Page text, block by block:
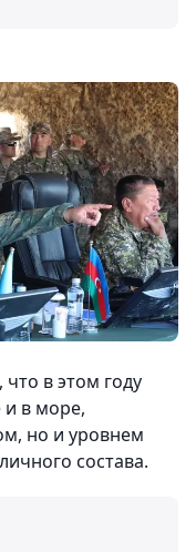
в этом году
в море,
но и уровнем
состава.